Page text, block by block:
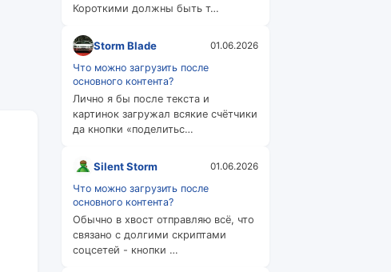
Короткими должны быть т…
Storm Blade 01.06.2026
Что можно загрузить после
основного контента?
Лично я бы после текста и
картинок загружал всякие счётчики
да кнопки «поделитьс…
Silent Storm 01.06.2026
Что можно загрузить после
основного контента?
Обычно в хвост отправляю всё, что
связано с долгими скриптами
соцсетей - кнопки …